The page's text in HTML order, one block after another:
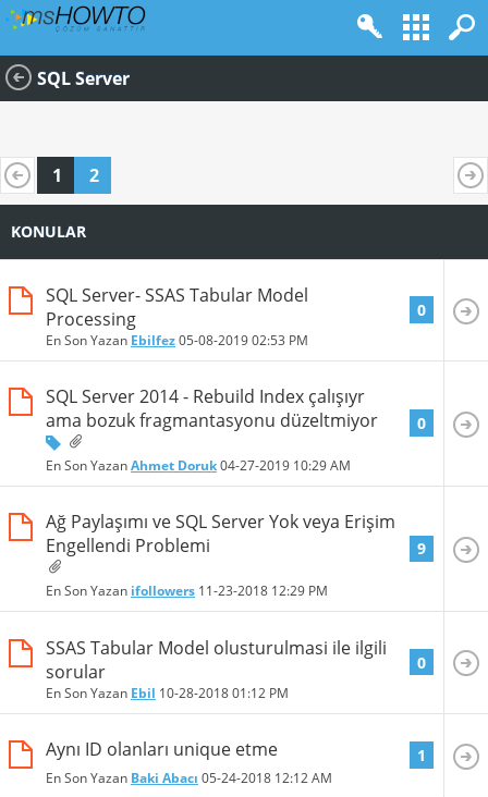
SQL Server
1 2
KONULAR
SQL Server- SSAS Tabular Model
Processing
En Son Yazan Ebilfez05-08-201902:53 PM
0
SQL Server 2014 - Rebuild Index çalışıyr
ama bozuk fragmantasyonu düzeltmiyor
En Son YazanAhmet Doruk04-27-2019 10:29 AM
0
Ağ Paylaşımı ve SQL Server Yok veya Erişim
Engellendi Problemi
En Son Yazan ifollowers 11-23-2018 12:29 PM
9
SSAS Tabular Model olusturulmasi ile ilgili
sorular
En Son Yazan Ebil 10-28-201801:12 PM
0
Aynı ID olanları unique etme
En Son Yazan Baki Abacı 05-24-2018 12:12 AM
1